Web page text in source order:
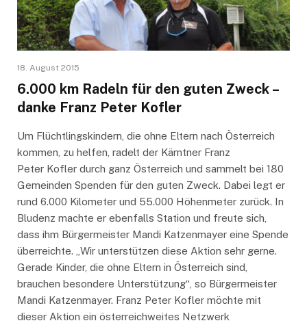
18. August 2015
6.000 km Radeln für den guten Zweck –
danke Franz Peter Kofler
Um Flüchtlingskindern, die ohne Eltern nach Österreich
kommen, zu helfen, radelt der Kärntner Franz
Peter Kofler durch ganz Österreich und sammelt bei 180
Gemeinden Spenden für den guten Zweck. Dabei legt er
rund 6.000 Kilometer und 55.000 Höhenmeter zurück. In
Bludenz machte er ebenfalls Station und freute sich,
dass ihm Bürgermeister Mandi Katzenmayer eine Spende
überreichte. „Wir unterstützen diese Aktion sehr gerne.
Gerade Kinder, die ohne Eltern in Österreich sind,
brauchen besondere Unterstützung“, so Bürgermeister
Mandi Katzenmayer. Franz Peter Kofler möchte mit
dieser Aktion ein österreichweites Netzwerk